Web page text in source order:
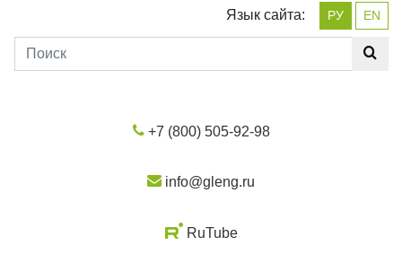
Язык сайта: РУ EN
+7 (800) 505-92-98
info@gleng.ru
RuTube